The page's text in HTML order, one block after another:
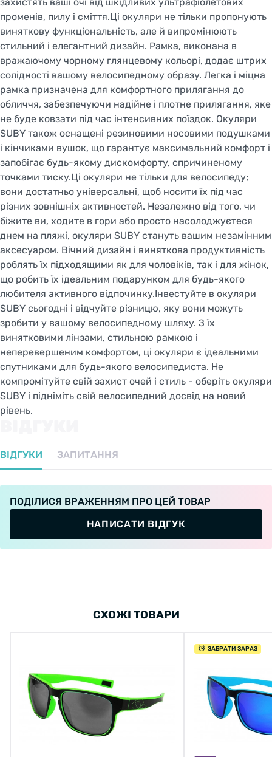
променів, пилу і сміття.Ці окуляри не тільки пропонують
виняткову функціональність, але й випромінюють
стильний і елегантний дизайн. Рамка, виконана в
вражаючому чорному глянцевому кольорі, додає штрих
солідності вашому велосипедному образу. Легка і міцна
рамка призначена для комфортного прилягання до
обличчя, забезпечуючи надійне і плотне прилягання, яке
не буде ковзати під час інтенсивних поїздок. Окуляри
SUBY також оснащені резиновими носовими подушками
і кінчиками вушок, що гарантує максимальний комфорт і
запобігає будь-якому дискомфорту, спричиненому
точками тиску.Ці окуляри не тільки для велосипеду;
вони достатньо універсальні, щоб носити їх під час
різних зовнішніх активностей. Незалежно від того, чи
біжите ви, ходите в гори або просто насолоджуєтеся
днем на пляжі, окуляри SUBY стануть вашим незамінним
аксесуаром. Вічний дизайн і виняткова продуктивність
роблять їх підходящими як для чоловіків, так і для жінок,
що робить їх ідеальним подарунком для будь-якого
любителя активного відпочинку.Інвестуйте в окуляри
SUBY сьогодні і відчуйте різницю, яку вони можуть
зробити у вашому велосипедному шляху. З їх
винятковими лінзами, стильною рамкою і
неперевершеним комфортом, ці окуляри є ідеальними
спутниками для будь-якого велосипедиста. Не
компромітуйте свій захист очей і стиль - оберіть окуляри
SUBY і підніміть свій велосипедний досвід на новий
рівень.
ВІДГУКИ ЗАПИТАННЯ
ПОДІЛИСЯ ВРАЖЕННЯМ ПРО ЦЕЙ ТОВАР
НАПИСАТИ ВІДГУК
СХОЖІ ТОВАРИ
ЗАБРАТИ ЗАРАЗ